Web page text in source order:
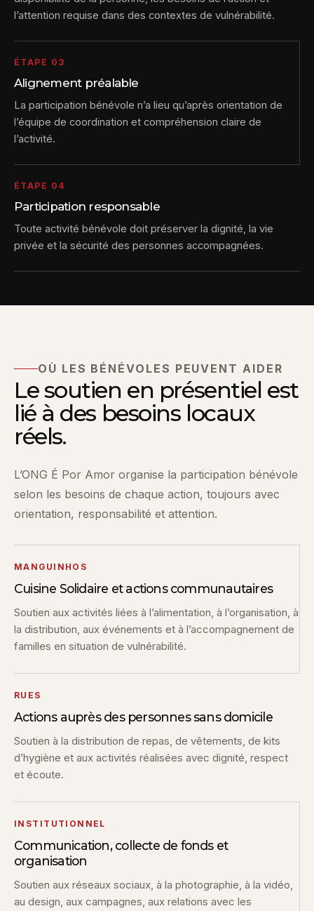
l’attention requise dans des contextes de vulnérabilité.
ÉTAPE 03
Alignement préalable
La participation bénévole n’a lieu qu’après orientation de
l’équipe de coordination et compréhension claire de
l’activité.
ÉTAPE 04
Participation responsable
Toute activité bénévole doit préserver la dignité, la vie
privée et la sécurité des personnes accompagnées.
OÙ LES BÉNÉVOLES PEUVENT AIDER
Le soutien en présentiel est
lié à des besoins locaux
réels.
L’ONG É Por Amor organise la participation bénévole
selon les besoins de chaque action, toujours avec
orientation, responsabilité et attention.
MANGUINHOS
Cuisine Solidaire et actions communautaires
Soutien aux activités liées à l’alimentation, à l’organisation, à
la distribution, aux événements et à l’accompagnement de
familles en situation de vulnérabilité.
RUES
Actions auprès des personnes sans domicile
Soutien à la distribution de repas, de vêtements, de kits
d’hygiène et aux activités réalisées avec dignité, respect
et écoute.
INSTITUTIONNEL
Communication, collecte de fonds et
organisation
Soutien aux réseaux sociaux, à la photographie, à la vidéo,
au design, aux campagnes, aux relations avec les